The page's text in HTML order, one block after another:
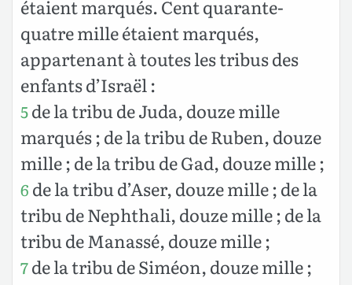
étaient marqués. Cent quarante-
quatre mille étaient marqués,
appartenant à toutes les tribus des
enfants d’Israël :
5de la tribu de Juda, douze mille
marqués ; de la tribu de Ruben, douze
mille ; de la tribu de Gad, douze mille ;
6 de la tribu d’Aser, douze mille ; de la
tribu de Nephthali, douze mille ; de la
tribu de Manassé, douze mille ;
7de la tribu de Siméon, douze mille ;